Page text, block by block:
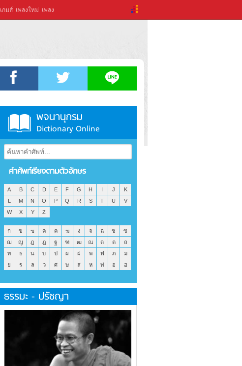
เกมส์ เพลงใหม่ เพลง
พจนานุกรม
Dictionary Online
คำศัพท์เรียงตามตัวอักษร
A B C D E F G H I J
K
L
M N O P Q R S T U
V
W
X Y Z
ก ข ฃ ค ฅ ฆ ง จ ฉ ช
ซ
ฌ
ญ ฎ ฏ ฐ ฑ ฒ ณ ด ต
ถ
ท
ธ น บ ป ผ ฝ พ ฟ ภ
ม
ย
ร ล ว ศ ษ ส ห ฬ อ ฮ
ธรรมะ - ปรัชญา